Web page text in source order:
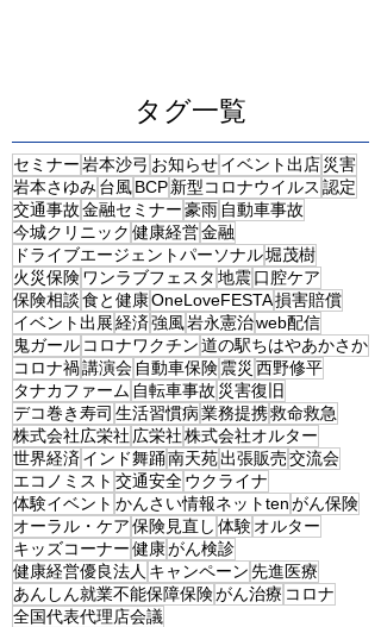
タグ一覧
セミナー岩本沙弓 お知らせイベント出店災害
岩本さゆみ台風BCP新型コロナウイルス 認定
交通事故金融セミナー豪雨 自動車事故
今城クリニック 健康経営金融
ドライブエージェントパーソナル堀茂樹
火災保険ワンラブフェスタ 地震口腔ケア
保険相談食と健康OneLoveFESTA損害賠償
イベント出展経済強風岩永憲治web配信
鬼ガール コロナワクチン道の駅ちはやあかさか
コロナ禍講演会 自動車保険震災 西野修平
タナカファーム 自転車事故 災害復旧
デコ巻き寿司 生活習慣病業務提携救命救急
株式会社広栄社 広栄社株式会社オルター
世界経済インド舞踊南天苑出張販売交流会
エコノミスト 交通安全ウクライナ
体験イベント かんさい情報ネットtenがん保険
オーラル・ケア保険見直し 体験オルター
キッズコーナー健康がん検診
健康経営優良法人 キャンペーン先進医療
あんしん就業不能保障保険がん治療 コロナ
全国代表代理店会議